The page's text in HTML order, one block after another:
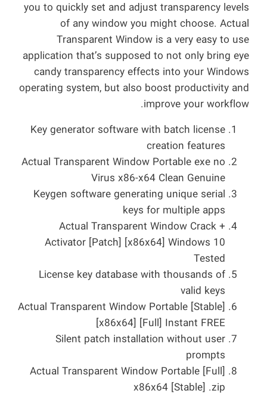
you to quickly set and adjust transparency levels
of any window you might choose. Actual
Transparent Window is a very easy to use
application that’s supposed to not only bring eye
candy transparency effects into your Windows
operating system, but also boost productivity and
improve your workflow.
Key generator software with batch license
creation features
Actual Transparent Window Portable exe no
Virus x86-x64 Clean Genuine
Keygen software generating unique serial
keys for multiple apps
Actual Transparent Window Crack +
Activator [Patch] [x86x64] Windows 10
Tested
License key database with thousands of
valid keys
Actual Transparent Window Portable [Stable]
[x86x64] [Full] Instant FREE
Silent patch installation without user
prompts
Actual Transparent Window Portable [Full]
x86x64 [Stable] .zip